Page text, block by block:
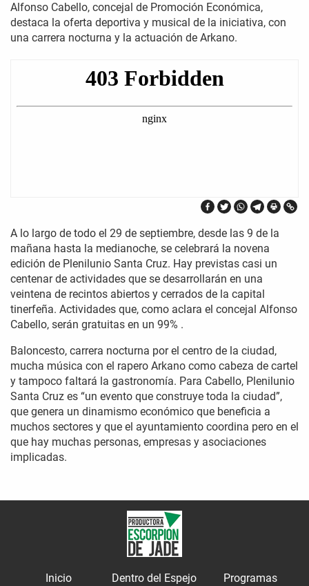
Alfonso Cabello, concejal de Promoción Económica,
destaca la oferta deportiva y musical de la iniciativa, con
una carrera nocturna y la actuación de Arkano.
A lo largo de todo el 29 de septiembre, desde las 9 de la
mañana hasta la medianoche, se celebrará la novena
edición de Plenilunio Santa Cruz. Hay previstas casi un
centenar de actividades que se desarrollarán en una
veintena de recintos abiertos y cerrados de la capital
tinerfeña. Actividades que, como aclara el concejal Alfonso
Cabello, serán gratuitas en un 99% .
Baloncesto, carrera nocturna por el centro de la ciudad,
mucha música con el rapero Arkano como cabeza de cartel
y tampoco faltará la gastronomía. Para Cabello, Plenilunio
Santa Cruz es “un evento que construye toda la ciudad”,
que genera un dinamismo económico que beneficia a
muchos sectores y que el ayuntamiento coordina pero en el
que hay muchas personas, empresas y asociaciones
implicadas.
Inicio Dentro del Espejo Programas